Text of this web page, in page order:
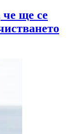
че ще се